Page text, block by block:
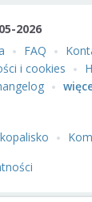
2026
FAQ
i cookies